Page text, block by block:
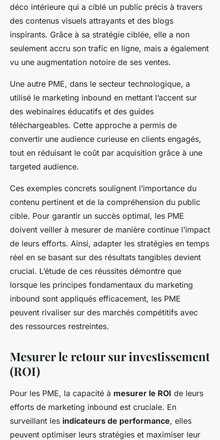
déco intérieure qui a ciblé un public précis à travers
des contenus visuels attrayants et des blogs
inspirants. Grâce à sa stratégie ciblée, elle a non
seulement accru son trafic en ligne, mais a également
vu une augmentation notoire de ses ventes.
Une autre PME, dans le secteur technologique, a
utilisé le marketing inbound en mettant l’accent sur
des webinaires éducatifs et des guides
téléchargeables. Cette approche a permis de
convertir une audience curieuse en clients engagés,
tout en réduisant le coût par acquisition grâce à une
targeted audience.
Ces exemples concrets soulignent l’importance du
contenu pertinent et de la compréhension du public
cible. Pour garantir un succès optimal, les PME
doivent veiller à mesurer de manière continue l’impact
de leurs efforts. Ainsi, adapter les stratégies en temps
réel en se basant sur des résultats tangibles devient
crucial. L’étude de ces réussites démontre que
lorsque les principes fondamentaux du marketing
inbound sont appliqués efficacement, les PME
peuvent rivaliser sur des marchés compétitifs avec
des ressources restreintes.
Mesurer le retour sur investissement
(ROI)
Pour les PME, la capacité à mesurer le ROI de leurs
efforts de marketing inbound est cruciale. En
surveillant les indicateurs de performance, elles
peuvent optimiser leurs stratégies et maximiser leur